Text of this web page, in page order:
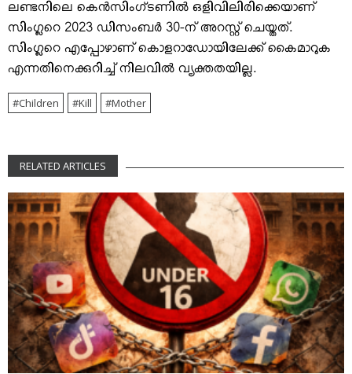
ലണ്ടനിലെ കെന്‍സിംഗ്ടണില്‍ ഒളിവിലിരിക്കെയാണ്
സിംഗ്ലറെ 2023 ഡിസംബര്‍ 30-ന് അറസ്റ്റ് ചെയ്തത്.
സിംഗ്ലറെ എപ്പോഴാണ് കൊളറാഡോയിലേക്ക് കൈമാറുക
എന്നതിനെക്കുറിച്ച് നിലവില്‍ വ്യക്തതയില്ല.
Children Kill Mother
RELATED ARTICLES